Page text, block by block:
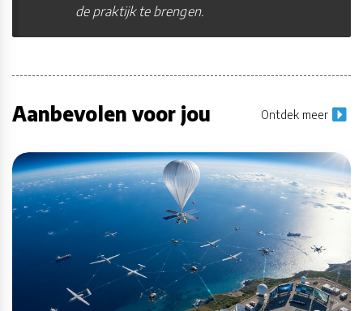
de praktijk te brengen.
Aanbevolen voor jou Ontdek meer